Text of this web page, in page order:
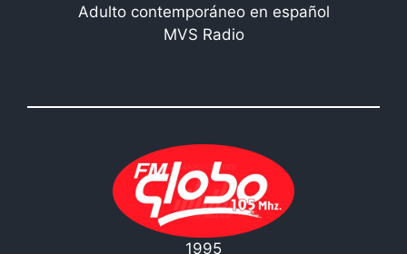
Adulto contemporáneo en español
MVS Radio
1995